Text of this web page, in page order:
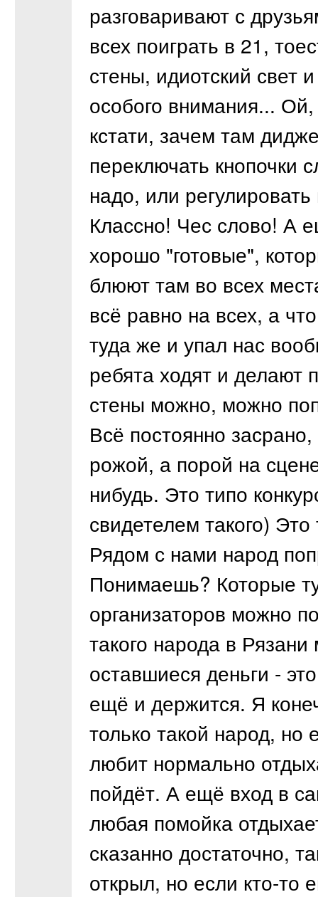
разговаривают с
всех поиграть в 21,
стены, идиотский свет
особого внимания...
кстати, зачем там
переключать кнопочки
надо, или
Классно! Чес слово! А
хорошо "готовые",
блюют там во всех
всё равно на всех, а
туда же и упал нас
ребята ходят и делают
стены можно, можно
Всё постоянно
рожой, а порой на
нибудь. Это типо
свидетелем такого)
Рядом с нами народ
Понимаешь? Которые
организаторов можно
такого народа в
оставшиеся деньги -
ещё и держится. Я
только такой народ,
любит нормально
пойдёт. А ещё вход в
любая помойка
сказанно достаточно,
открыл, но если кто-